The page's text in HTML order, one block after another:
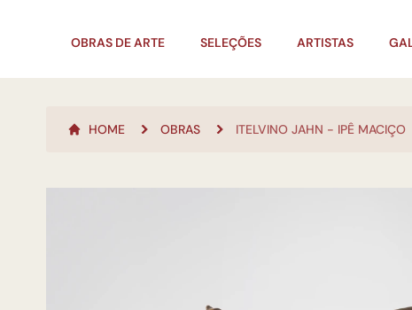
OBRAS DE ARTE SELEÇÕES ARTISTAS
HOME OBRAS ITELVINO JAHN - IPÊ MACIÇO